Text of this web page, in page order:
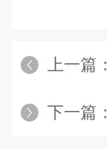
上一篇：
下一篇：